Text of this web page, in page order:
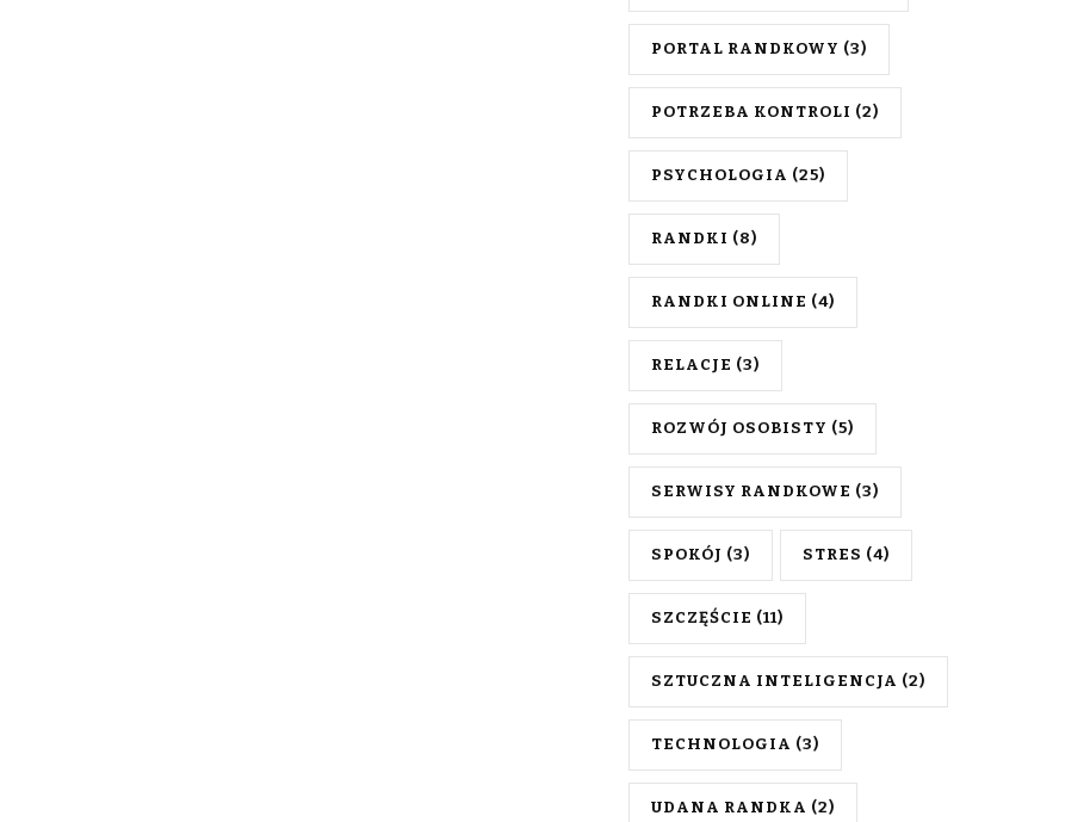
PORTAL RANDKOWY (3)
POTRZEBA KONTROLI (2)
PSYCHOLOGIA (25)
RANDKI (8)
RANDKI ONLINE (4)
RELACJE (3)
ROZWÓJ OSOBISTY (5)
SERWISY RANDKOWE (3)
SPOKÓJ (3) STRES (4)
SZCZĘŚCIE (11)
SZTUCZNA INTELIGENCJA (2)
TECHNOLOGIA (3)
UDANA RANDKA (2)